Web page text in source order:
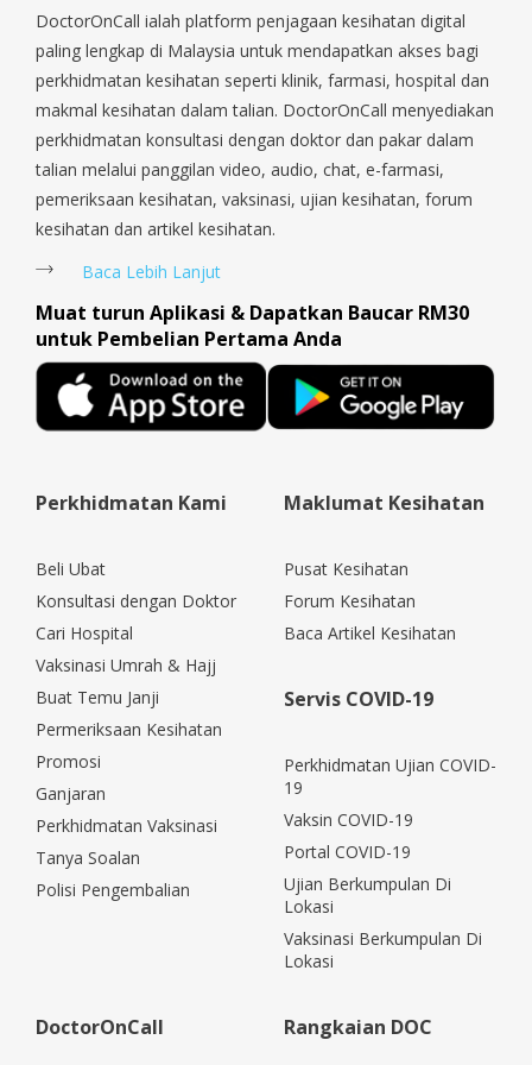
Sengkang, Serangoon, Serangoon Rd, Seletar, Tampines, Toa
Payoh, Tanjong Pagar, Telok Blangah, Tanglin, Thomson, Tuas,
Tengah, Upper East Coast, Upper Bukit Timah, Upper Thomson,
Woodlands, West Coast, Yishun, Yio Chu Kang.
DoctorOnCall ialah platform penjagaan kesihatan digital
paling lengkap di Malaysia untuk mendapatkan akses bagi
perkhidmatan kesihatan seperti klinik, farmasi, hospital dan
makmal kesihatan dalam talian. DoctorOnCall menyediakan
perkhidmatan konsultasi dengan doktor dan pakar dalam
talian melalui panggilan video, audio, chat, e-farmasi,
pemeriksaan kesihatan, vaksinasi, ujian kesihatan, forum
kesihatan dan artikel kesihatan.
Baca Lebih Lanjut
Muat turun Aplikasi & Dapatkan Baucar RM30
untuk Pembelian Pertama Anda
Perkhidmatan Kami
Beli Ubat
Konsultasi dengan Doktor
Cari Hospital
Vaksinasi Umrah & Hajj
Buat Temu Janji
Permeriksaan Kesihatan
Promosi
Ganjaran
Perkhidmatan Vaksinasi
Tanya Soalan
Polisi Pengembalian
Maklumat Kesihatan
Pusat Kesihatan
Forum Kesihatan
Baca Artikel Kesihatan
Servis COVID-19
Perkhidmatan Ujian COVID-
19
Vaksin COVID-19
Portal COVID-19
Ujian Berkumpulan Di
Lokasi
Vaksinasi Berkumpulan Di
Lokasi
DoctorOnCall Rangkaian DOC